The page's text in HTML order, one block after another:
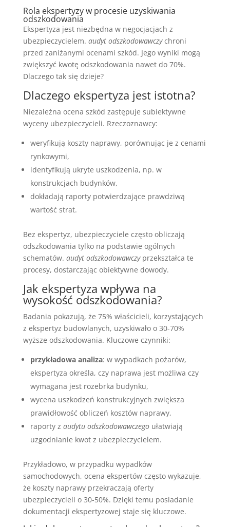
Rola ekspertyzy w procesie uzyskiwania
odszkodowania
Ekspertyza jest niezbędna w negocjacjach z
ubezpieczycielem. audyt odszkodowawczychroni
przed zaniżanymi ocenami szkód. Jego wyniki mogą
zwiększyć kwotę odszkodowania nawet do 70%.
Dlaczego tak się dzieje?
Dlaczego ekspertyza jest istotna?
Niezależna ocena szkód zastępuje subiektywne
wyceny ubezpieczycieli. Rzeczoznawcy:
weryfikują koszty naprawy, porównując je z cenami
rynkowymi,
identyfikują ukryte uszkodzenia, np. w
konstrukcjach budynków,
dokładają raporty potwierdzające prawdziwą
wartość strat.
Bez ekspertyz, ubezpieczyciele często obliczają
odszkodowania tylko na podstawie ogólnych
schematów. audyt odszkodowawczyprzekształca te
procesy, dostarczając obiektywne dowody.
Jak ekspertyza wpływa na
wysokość odszkodowania?
Badania pokazują, że 75% właścicieli, korzystających
z ekspertyz budowlanych, uzyskiwało o 30-70%
wyższe odszkodowania. Kluczowe czynniki:
przykładowa analiza: w wypadkach pożarów,
ekspertyza określa, czy naprawa jest możliwa czy
wymagana jest rozebrka budynku,
wycena uszkodzeń konstrukcyjnych zwiększa
prawidłowość obliczeń kosztów naprawy,
raporty z audytu odszkodowawczegoułatwiają
uzgodnianie kwot z ubezpieczycielem.
Przykładowo, w przypadku wypadków
samochodowych, ocena ekspertów często wykazuje,
że koszty naprawy przekraczają oferty
ubezpieczycieli o 30-50%. Dzięki temu posiadanie
dokumentacji ekspertyzowej staje się kluczowe.